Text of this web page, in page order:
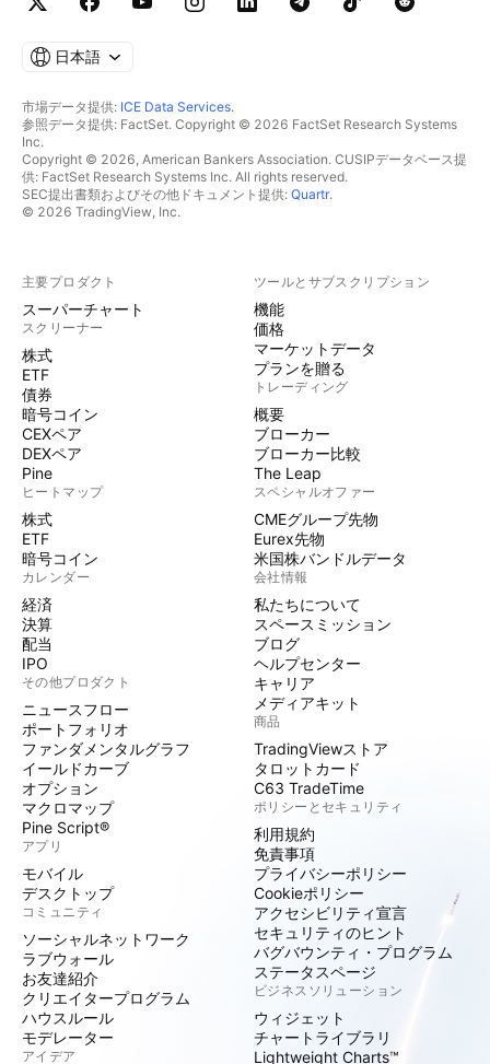
日本語
市場データ提供: ICE Data Services.
参照データ提供: FactSet. Copyright © 2026 FactSet Research Systems
Inc.
Copyright © 2026, American Bankers Association. CUSIPデータベース提
供: FactSet Research Systems Inc. All rights reserved.
SEC提出書類およびその他ドキュメント提供: Quartr.
© 2026 TradingView, Inc.
主要プロダクト
スーパーチャート
スクリーナー
株式
ETF
債券
暗号コイン
CEXペア
DEXペア
Pine
ヒートマップ
株式
ETF
暗号コイン
カレンダー
経済
決算
配当
IPO
その他プロダクト
ニュースフロー
ポートフォリオ
ファンダメンタルグラフ
イールドカーブ
オプション
マクロマップ
Pine Script®
アプリ
モバイル
デスクトップ
コミュニティ
ソーシャルネットワーク
ラブウォール
お友達紹介
クリエイタープログラム
ハウスルール
モデレーター
アイデア
ツールとサブスクリプション
機能
価格
マーケットデータ
プランを贈る
トレーディング
概要
ブローカー
ブローカー比較
The Leap
スペシャルオファー
CMEグループ先物
Eurex先物
米国株バンドルデータ
会社情報
私たちについて
スペースミッション
ブログ
ヘルプセンター
キャリア
メディアキット
商品
TradingViewストア
タロットカード
C63 TradeTime
ポリシーとセキュリティ
利用規約
免責事項
プライバシーポリシー
Cookieポリシー
アクセシビリティ宣言
セキュリティのヒント
バグバウンティ・プログラム
ステータスページ
ビジネスソリューション
ウィジェット
チャートライブラリ
Lightweight Charts™